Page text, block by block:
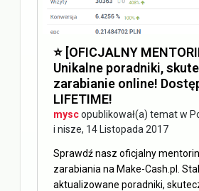
⭐️ [OFICJALNY
Unikalne poradniki,
zarabianie online!
LIFETIME!
myscopublikował(a) temat w
i nisze, 14 Listopada 2017
Sprawdź nasz oficjalny
zarabiania na Make-Cash.pl.
aktualizowane poradniki,